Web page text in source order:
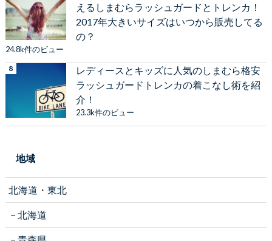
えるしまむらラッシュガードとトレンカ！
2017年大きいサイズはいつから販売してる
の？
24.8k件のビュー
レディースとキッズに人気のしまむら格安
ラッシュガードトレンカの着こなし術を紹
介！
23.3k件のビュー
地域
北海道・東北
北海道